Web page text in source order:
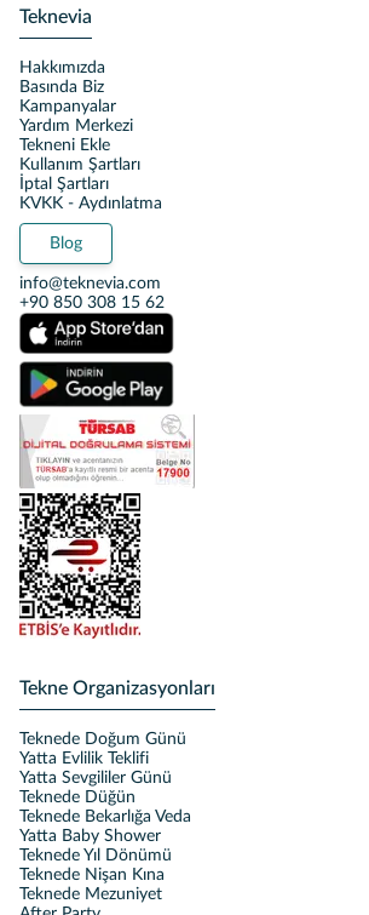
Teknevia
Hakkımızda
Basında Biz
Kampanyalar
Yardım Merkezi
Tekneni Ekle
Kullanım Şartları
İptal Şartları
KVKK - Aydınlatma
Blog
info@teknevia.com
+90 850 308 15 62
Tekne Organizasyonları
Teknede Doğum Günü
Yatta Evlilik Teklifi
Yatta Sevgililer Günü
Teknede Düğün
Teknede Bekarlığa Veda
Yatta Baby Shower
Teknede Yıl Dönümü
Teknede Nişan Kına
Teknede Mezuniyet